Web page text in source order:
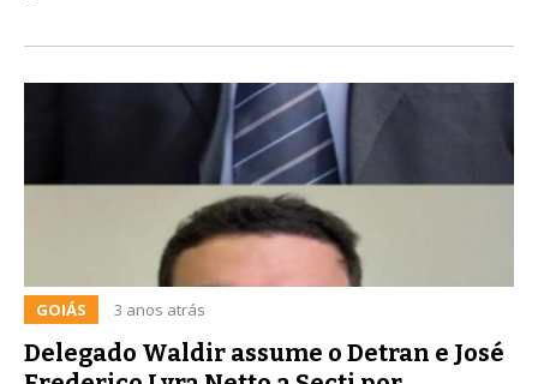
GOIÁS 3 anos atrás
Delegado Waldir assume o Detran e José